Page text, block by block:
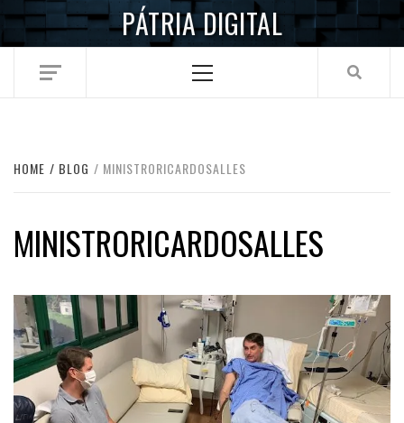
Skip
PÁTRIA DIGITAL
Menu
HOME BLOG MINISTRORICARDOSALLES
MINISTRORICARDOSALLES